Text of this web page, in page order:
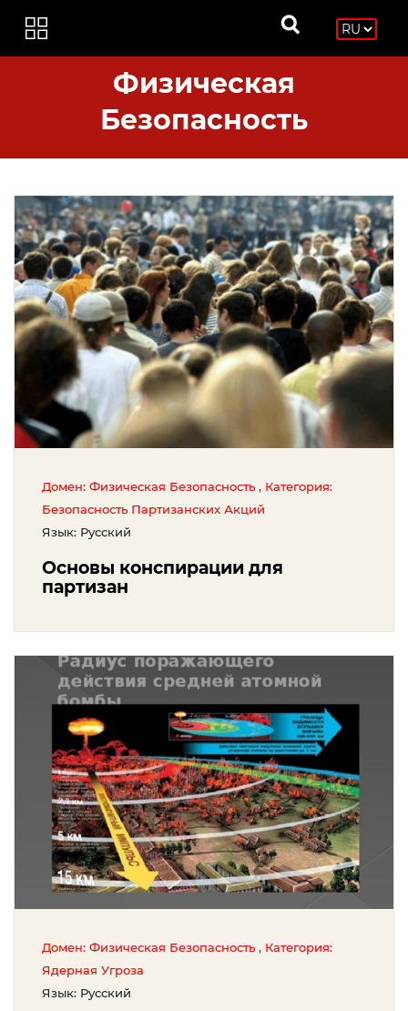
Физическая
Безопасность
Домен: Физическая Безопасность , Категория:
Безопасность Партизанских Акций
Язык: Русский
Основы конспирации для
партизан
Домен: Физическая Безопасность , Категория:
Ядерная Угроза
Язык: Русский